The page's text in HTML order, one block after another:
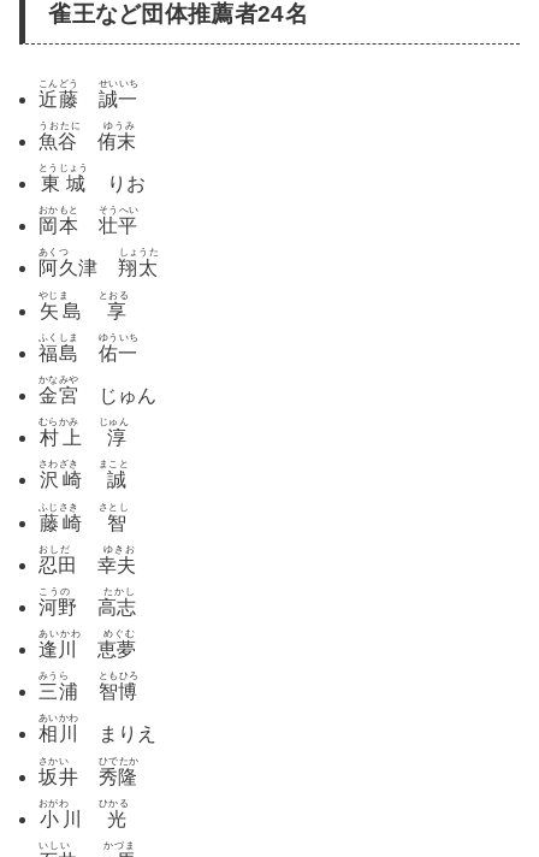
雀王など団体推薦者24名
近藤 誠一
こんどう せいいち
魚谷 侑末
うおたに ゆうみ
東城
とうじょう
りお
岡本 壮平
おかもと そうへい
阿久津 翔太
あくつ しょうた
矢島 享
やじま とおる
福島 佑一
ふくしま ゆういち
金宮
かなみや
じゅん
村上 淳
むらかみ じゅん
沢崎 誠
さわざき まこと
藤崎 智
ふじさき さとし
忍田 幸夫
おしだ ゆきお
河野 高志
こうの たかし
逢川 恵夢
あいかわ めぐむ
三浦 智博
みうら ともひろ
相川
あいかわ
まりえ
坂井 秀隆
さかい ひでたか
小川 光
おがわ ひかる
いしい かづま